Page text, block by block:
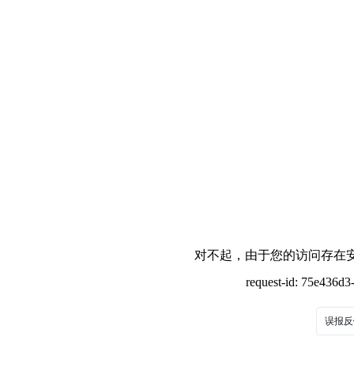
对不起，由于您的访问存在
request-id:
误报